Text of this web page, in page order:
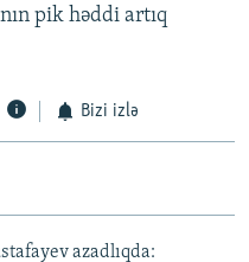
pik həddi artıq
Bizi izlə
azadlıqda: